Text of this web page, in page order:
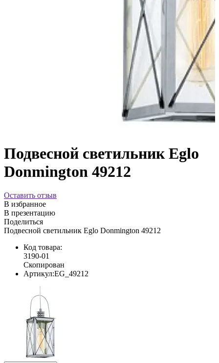
Подвесной светильник Eglo
Donmington 49212
Оставить отзыв
В избранное
В презентацию
Поделиться
Подвесной светильник Eglo Donmington 49212
Код товара:
3190-01
Скопирован
Артикул:EG_49212